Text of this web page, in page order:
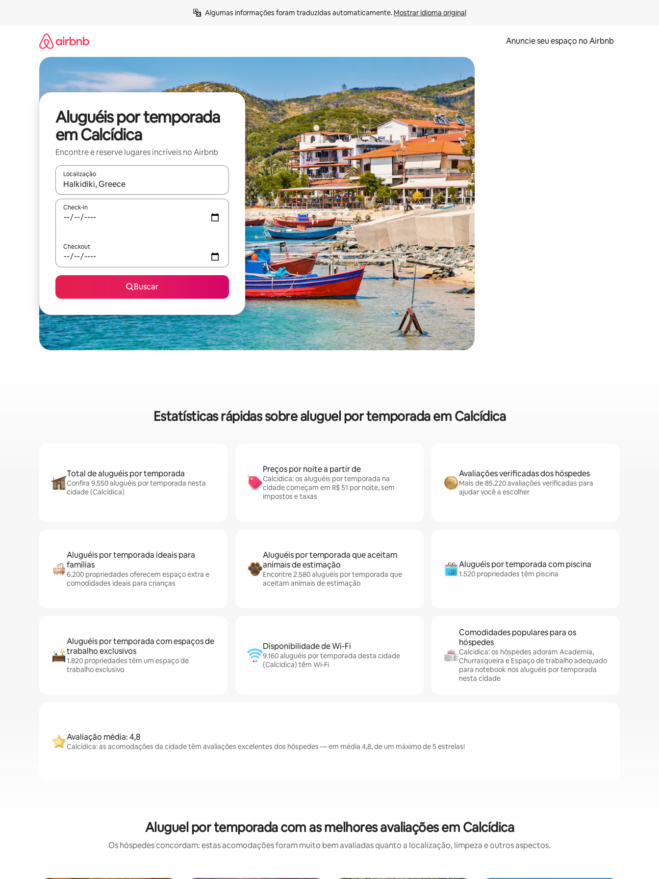
Algumas informações foram traduzidas automaticamente. Mostrar idioma original
Anuncie seu espaço no Airbnb
Aluguéis por temporada
em Calcídica
Encontre e reserve lugares incríveis no Airbnb
Localização
Quando os resultados estiverem disponíveis, explore-os usando as seta para cima e para baixo do teclado ou tocando e deslizando o dedo na tela.
Check-in
Checkout
Buscar
Estatísticas rápidas sobre aluguel por temporada em Calcídica
Total de aluguéis por temporada
Confira 9.550 aluguéis por temporada nesta
cidade (Calcídica)
Preços por noite a partir de
Calcídica: os aluguéis por temporada na
cidade começam em R$ 51 por noite, sem
impostos e taxas
Avaliações verificadas dos hóspedes
Mais de 85.220 avaliações verificadas para
ajudar você a escolher
Aluguéis por temporada ideais para
famílias
6.200 propriedades oferecem espaço extra e
comodidades ideais para crianças
Aluguéis por temporada que aceitam
animais de estimação
Encontre 2.580 aluguéis por temporada que
aceitam animais de estimação
Aluguéis por temporada com piscina
1.520 propriedades têm piscina
Aluguéis por temporada com espaços de
trabalho exclusivos
1.820 propriedades têm um espaço de
trabalho exclusivo
Disponibilidade de Wi-Fi
9.160 aluguéis por temporada desta cidade
(Calcídica) têm Wi-Fi
Comodidades populares para os
hóspedes
Calcídica: os hóspedes adoram Academia,
Churrasqueira e Espaço de trabalho adequado
para notebook nos aluguéis por temporada
nesta cidade
Avaliação média: 4,8
Calcídica: as acomodações da cidade têm avaliações excelentes dos hóspedes — em média 4,8, de um máximo de 5 estrelas!
Aluguel por temporada com as melhores avaliações em Calcídica
Os hóspedes concordam: estas acomodações foram muito bem avaliadas quanto a localização, limpeza e outros aspectos.